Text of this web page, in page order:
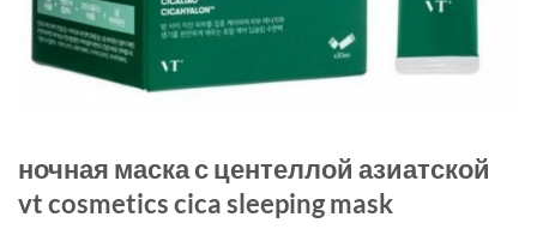
ночная маска с центеллой азиатской
vt cosmetics cica sleeping mask